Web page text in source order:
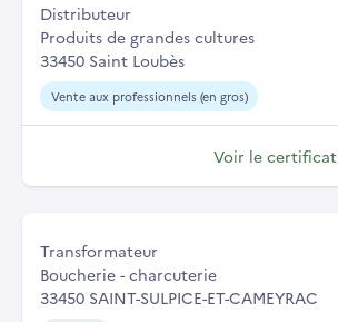
Distributeur
Produits de grandes cultures
33450 Saint Loubès
Vente aux professionnels (en gros)
Voir le certificat
Transformateur
Boucherie - charcuterie
33450 SAINT-SULPICE-ET-CAMEYRAC